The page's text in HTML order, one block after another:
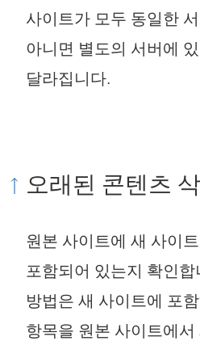
사이트가 모두 동일한
아니면 별도의 서버에
달라집니다.
오래된 콘텐츠
원본 사이트에 새 사이
포함되어 있는지 확인
방법은 새 사이트에 포
항목을 원본 사이트에